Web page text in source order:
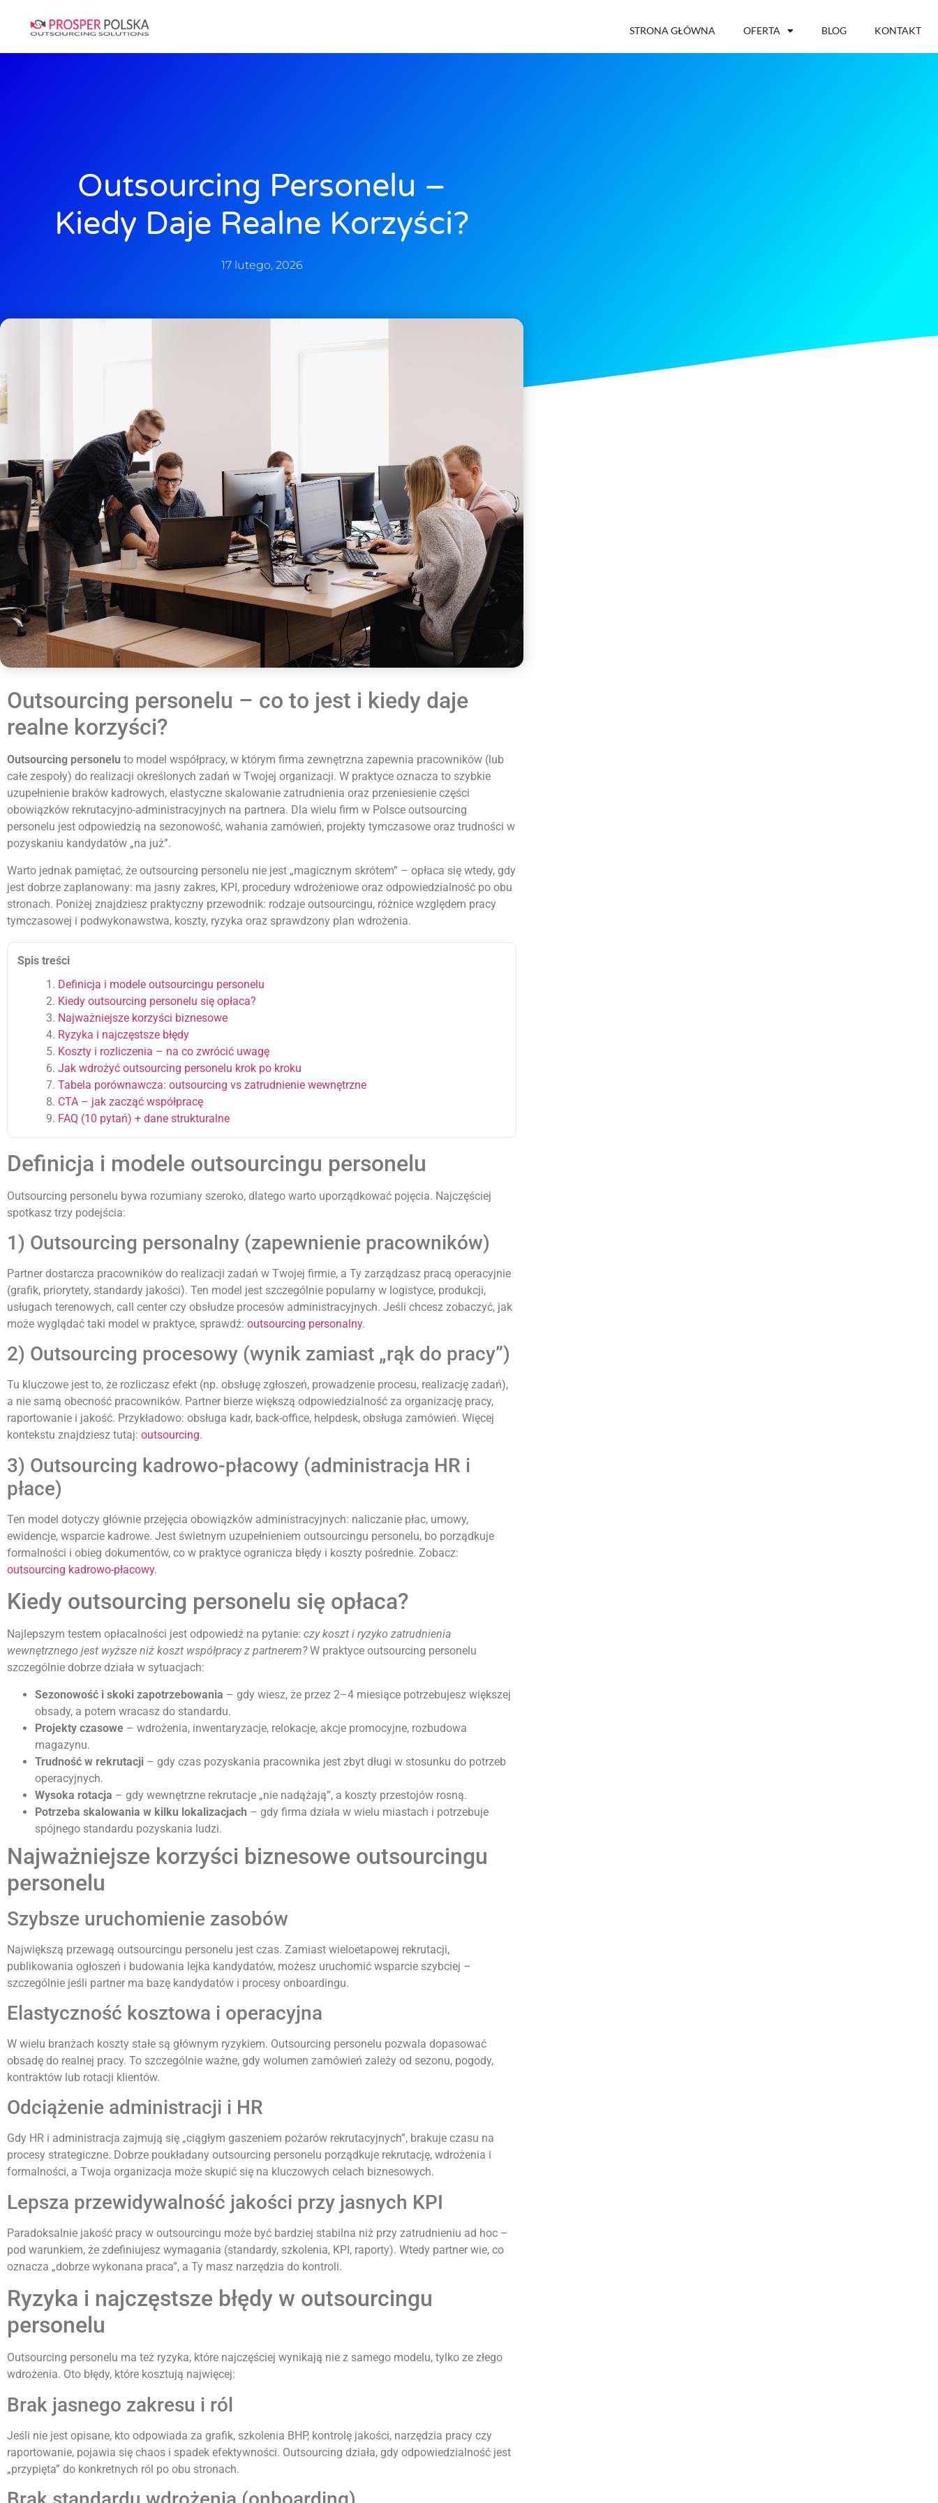
STRONA GŁÓWNA OFERTA BLOG KONTAKT
Outsourcing Personelu –
Kiedy Daje Realne Korzyści?
17 lutego, 2026
Outsourcing personelu – co to jest i kiedy daje
realne korzyści?
Outsourcing personelu to model współpracy, w którym firma zewnętrzna zapewnia pracowników (lub
całe zespoły) do realizacji określonych zadań w Twojej organizacji. W praktyce oznacza to szybkie
uzupełnienie braków kadrowych, elastyczne skalowanie zatrudnienia oraz przeniesienie części
obowiązków rekrutacyjno-administracyjnych na partnera. Dla wielu firm w Polsce outsourcing
personelu jest odpowiedzią na sezonowość, wahania zamówień, projekty tymczasowe oraz trudności w
pozyskaniu kandydatów „na już”.
Warto jednak pamiętać, że outsourcing personelu nie jest „magicznym skrótem” – opłaca się wtedy, gdy
jest dobrze zaplanowany: ma jasny zakres, KPI, procedury wdrożeniowe oraz odpowiedzialność po obu
stronach. Poniżej znajdziesz praktyczny przewodnik: rodzaje outsourcingu, różnice względem pracy
tymczasowej i podwykonawstwa, koszty, ryzyka oraz sprawdzony plan wdrożenia.
Spis treści
Definicja i modele outsourcingu personelu
Kiedy outsourcing personelu się opłaca?
Najważniejsze korzyści biznesowe
Ryzyka i najczęstsze błędy
Koszty i rozliczenia – na co zwrócić uwagę
Jak wdrożyć outsourcing personelu krok po kroku
Tabela porównawcza: outsourcing vs zatrudnienie wewnętrzne
CTA – jak zacząć współpracę
FAQ (10 pytań) + dane strukturalne
Definicja i modele outsourcingu personelu
Outsourcing personelu bywa rozumiany szeroko, dlatego warto uporządkować pojęcia. Najczęściej
spotkasz trzy podejścia:
1) Outsourcing personalny (zapewnienie pracowników)
Partner dostarcza pracowników do realizacji zadań w Twojej firmie, a Ty zarządzasz pracą operacyjnie
(grafik, priorytety, standardy jakości). Ten model jest szczególnie popularny w logistyce, produkcji,
usługach terenowych, call center czy obsłudze procesów administracyjnych. Jeśli chcesz zobaczyć, jak
może wyglądać taki model w praktyce, sprawdź: outsourcing personalny.
2) Outsourcing procesowy (wynik zamiast „rąk do pracy”)
Tu kluczowe jest to, że rozliczasz efekt (np. obsługę zgłoszeń, prowadzenie procesu, realizację zadań),
a nie samą obecność pracowników. Partner bierze większą odpowiedzialność za organizację pracy,
raportowanie i jakość. Przykładowo: obsługa kadr, back-office, helpdesk, obsługa zamówień. Więcej
kontekstu znajdziesz tutaj: outsourcing.
3) Outsourcing kadrowo-płacowy (administracja HR i
płace)
Ten model dotyczy głównie przejęcia obowiązków administracyjnych: naliczanie płac, umowy,
ewidencje, wsparcie kadrowe. Jest świetnym uzupełnieniem outsourcingu personelu, bo porządkuje
formalności i obieg dokumentów, co w praktyce ogranicza błędy i koszty pośrednie. Zobacz:
outsourcing kadrowo-płacowy.
Kiedy outsourcing personelu się opłaca?
Najlepszym testem opłacalności jest odpowiedź na pytanie: czy koszt i ryzyko zatrudnienia
wewnętrznego jest wyższe niż koszt współpracy z partnerem?W praktyce outsourcing personelu
szczególnie dobrze działa w sytuacjach:
Sezonowość i skoki zapotrzebowania – gdy wiesz, że przez 2–4 miesiące potrzebujesz większej
obsady, a potem wracasz do standardu.
Projekty czasowe – wdrożenia, inwentaryzacje, relokacje, akcje promocyjne, rozbudowa
magazynu.
Trudność w rekrutacji – gdy czas pozyskania pracownika jest zbyt długi w stosunku do potrzeb
operacyjnych.
Wysoka rotacja – gdy wewnętrzne rekrutacje „nie nadążają”, a koszty przestojów rosną.
Potrzeba skalowania w kilku lokalizacjach – gdy firma działa w wielu miastach i potrzebuje
spójnego standardu pozyskania ludzi.
Najważniejsze korzyści biznesowe outsourcingu
personelu
Szybsze uruchomienie zasobów
Największą przewagą outsourcingu personelu jest czas. Zamiast wieloetapowej rekrutacji,
publikowania ogłoszeń i budowania lejka kandydatów, możesz uruchomić wsparcie szybciej –
szczególnie jeśli partner ma bazę kandydatów i procesy onboardingu.
Elastyczność kosztowa i operacyjna
W wielu branżach koszty stałe są głównym ryzykiem. Outsourcing personelu pozwala dopasować
obsadę do realnej pracy. To szczególnie ważne, gdy wolumen zamówień zależy od sezonu, pogody,
kontraktów lub rotacji klientów.
Odciążenie administracji i HR
Gdy HR i administracja zajmują się „ciągłym gaszeniem pożarów rekrutacyjnych”, brakuje czasu na
procesy strategiczne. Dobrze poukładany outsourcing personelu porządkuje rekrutację, wdrożenia i
formalności, a Twoja organizacja może skupić się na kluczowych celach biznesowych.
Lepsza przewidywalność jakości przy jasnych KPI
Paradoksalnie jakość pracy w outsourcingu może być bardziej stabilna niż przy zatrudnieniu ad hoc –
pod warunkiem, że zdefiniujesz wymagania (standardy, szkolenia, KPI, raporty). Wtedy partner wie, co
oznacza „dobrze wykonana praca”, a Ty masz narzędzia do kontroli.
Ryzyka i najczęstsze błędy w outsourcingu
personelu
Outsourcing personelu ma też ryzyka, które najczęściej wynikają nie z samego modelu, tylko ze złego
wdrożenia. Oto błędy, które kosztują najwięcej:
Brak jasnego zakresu i ról
Jeśli nie jest opisane, kto odpowiada za grafik, szkolenia BHP, kontrolę jakości, narzędzia pracy czy
raportowanie, pojawia się chaos i spadek efektywności. Outsourcing działa, gdy odpowiedzialność jest
„przypięta” do konkretnych ról po obu stronach.